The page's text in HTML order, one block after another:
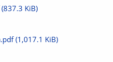
(837.3 KiB)
(1,017.1 KiB)